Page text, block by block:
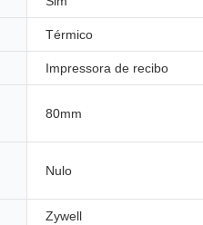
Térmico
Impressora de recibo
80mm
Nulo
Zywell